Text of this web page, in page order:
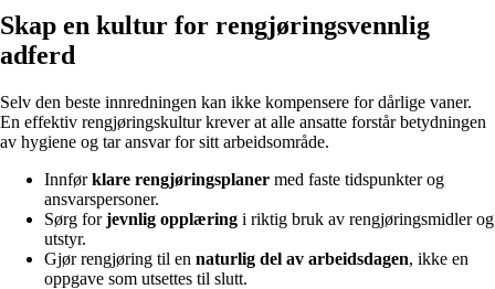
Skap en kultur for rengjøringsvennlig
adferd
Selv den beste innredningen kan ikke kompensere for dårlige vaner.
En effektiv rengjøringskultur krever at alle ansatte forstår betydningen
av hygiene og tar ansvar for sitt arbeidsområde.
Innførklare rengjøringsplaner med faste tidspunkter og
ansvarspersoner.
Sørg forjevnlig opplæring i riktig bruk av rengjøringsmidler og
utstyr.
Gjør rengjøring til en naturlig del av arbeidsdagen, ikke en
oppgave som utsettes til slutt.